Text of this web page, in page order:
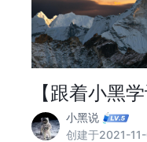
【跟着小黑
小黑说
创建于2021-